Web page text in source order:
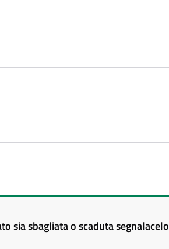
sia sbagliata o scaduta segnalacelo